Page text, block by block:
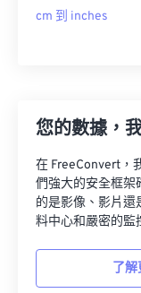
cm 到 inches
您的數據，
在 FreeConvert，
們強大的安全框架
的是影像、影片還
料中心和嚴密的監
了